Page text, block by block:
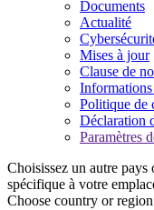
Documents
Actualité
Mises à jour
Clause de
Politique de
Déclaration
Paramètres
Choisissez un autre
spécifique à votre
Choose country or region